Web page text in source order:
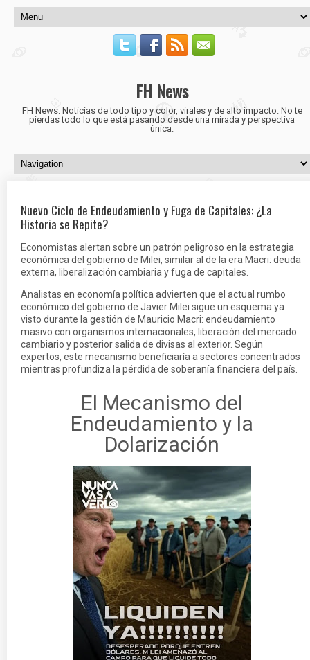
FH News
FH News: Noticias de todo tipo y color, virales y de alto impacto. No te
pierdas todo lo que está pasando desde una mirada y perspectiva
única.
Nuevo Ciclo de Endeudamiento y Fuga de Capitales: ¿La
Historia se Repite?
Economistas alertan sobre un patrón peligroso en la estrategia
económica del gobierno de Milei, similar al de la era Macri: deuda
externa, liberalización cambiaria y fuga de capitales.
Analistas en economía política advierten que el actual rumbo
económico del gobierno de Javier Milei sigue un esquema ya
visto durante la gestión de Mauricio Macri: endeudamiento
masivo con organismos internacionales, liberación del mercado
cambiario y posterior salida de divisas al exterior. Según
expertos, este mecanismo beneficiaría a sectores concentrados
mientras profundiza la pérdida de soberanía financiera del país.
El Mecanismo del
Endeudamiento y la
Dolarización